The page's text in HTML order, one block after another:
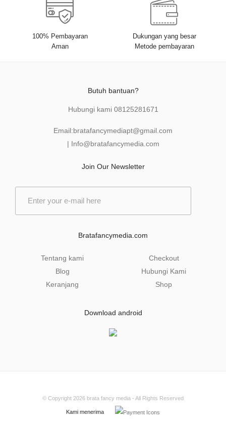
100% Pembayaran
Aman
Dukungan yang besar
Metode pembayaran
Butuh bantuan?
Hubungi kami 08125281671
Email:bratafancymediapt@gmail.com
| Info@bratafancymedia.com
Join Our Newsletter
Bratafancymedia.com
Tentang kami
Blog
Keranjang
Checkout
Hubungi Kami
Shop
Download android
Kami menerima
© Copyright 2026 brata fancy media - All Rights Reserved